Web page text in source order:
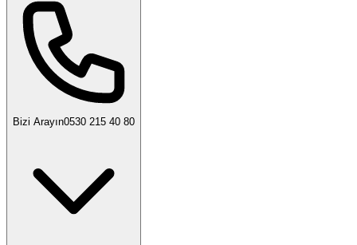
Bizi Arayın0530 215 40 80